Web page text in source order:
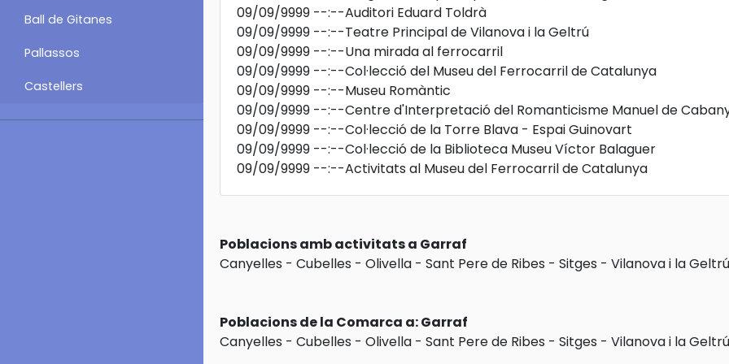
Ball de Gitanes
Pallassos
Castellers
09/09/9999 --:--Auditori Eduard Toldrà
09/09/9999 --:--Teatre Principal de Vilanova i la Geltrú
09/09/9999 --:--Una mirada al ferrocarril
09/09/9999 --:--Col·lecció del Museu del Ferrocarril de Catalunya
09/09/9999 --:--Museu Romàntic
09/09/9999 --:--Centre d'Interpretació del Romanticisme Manuel de
09/09/9999 --:--Col·lecció de la Torre Blava - Espai Guinovart
09/09/9999 --:--Col·lecció de la Biblioteca Museu Víctor Balaguer
09/09/9999 --:--Activitats al Museu del Ferrocarril de Catalunya
Poblacions amb activitats a Garraf
Canyelles - Cubelles - Olivella - Sant Pere de Ribes - Sitges - Vilanova i la Geltrú
Poblacions de la Comarca a: Garraf
Canyelles - Cubelles - Olivella - Sant Pere de Ribes - Sitges - Vilanova i la Geltrú